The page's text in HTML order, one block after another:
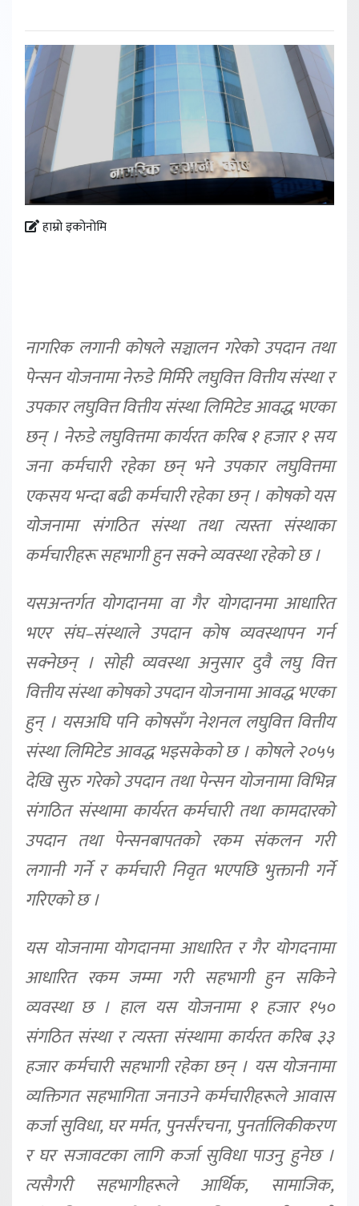
हाम्रो इकोनोमि
नागरिक लगानी कोषले सञ्चालन गरेको उपदान तथा
पेन्सन योजनामा नेरुडे मिर्मिरे लघुवित्त वित्तीय संस्था र
उपकार लघुवित्त वित्तीय संस्था लिमिटेड आवद्ध भएका
छन् । नेरुडे लघुवित्तमा कार्यरत करिब १ हजार १ सय
जना कर्मचारी रहेका छन् भने उपकार लघुवित्तमा
एकसय भन्दा बढी कर्मचारी रहेका छन् । कोषको यस
योजनामा संगठित संस्था तथा त्यस्ता संस्थाका
कर्मचारीहरू सहभागी हुन सक्ने व्यवस्था रहेको छ ।
यसअन्तर्गत योगदानमा वा गैर योगदानमा आधारित
भएर संघ–संस्थाले उपदान कोष व्यवस्थापन गर्न
सक्नेछन् । सोही व्यवस्था अनुसार दुवै लघु वित्त
वित्तीय संस्था कोषको उपदान योजनामा आवद्ध भएका
हुन् । यसअघि पनि कोषसँग नेशनल लघुवित्त वित्तीय
संस्था लिमिटेड आवद्ध भइसकेको छ । कोषले २०५५
देखि सुरु गरेको उपदान तथा पेन्सन योजनामा विभिन्न
संगठित संस्थामा कार्यरत कर्मचारी तथा कामदारको
उपदान तथा पेन्सनबापतको रकम संकलन गरी
लगानी गर्ने र कर्मचारी निवृत भएपछि भुक्तानी गर्ने
गरिएको छ ।
यस योजनामा योगदानमा आधारित र गैर योगदनामा
आधारित रकम जम्मा गरी सहभागी हुन सकिने
व्यवस्था छ । हाल यस योजनामा १ हजार १५०
संगठित संस्था र त्यस्ता संस्थामा कार्यरत करिब ३३
हजार कर्मचारी सहभागी रहेका छन् । यस योजनामा
व्यक्तिगत सहभागिता जनाउने कर्मचारीहरूले आवास
कर्जा सुविधा, घर मर्मत, पुनर्संरचना, पुनर्तालिकीकरण
र घर सजावटका लागि कर्जा सुविधा पाउनु हुनेछ ।
त्यसैगरी सहभागीहरूले आर्थिक, सामाजिक,